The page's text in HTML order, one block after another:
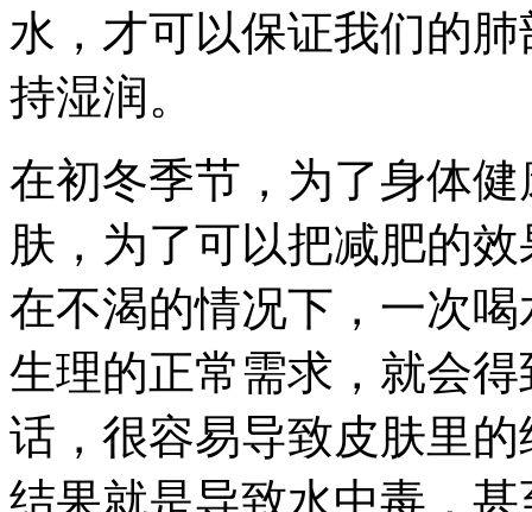
水，才可以保证我们的
持湿润。
在初冬季节，为了身体
肤，为了可以把减肥的
在不渴的情况下，一次
生理的正常需求，就会
话，很容易导致皮肤里
结果就是导致水中毒，